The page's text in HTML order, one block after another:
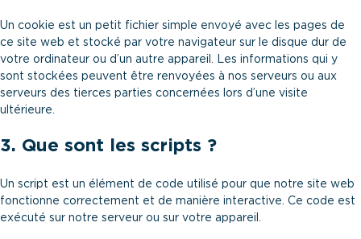
Un cookie est un petit fichier simple envoyé avec les pages de
ce site web et stocké par votre navigateur sur le disque dur de
votre ordinateur ou d’un autre appareil. Les informations qui y
sont stockées peuvent être renvoyées à nos serveurs ou aux
serveurs des tierces parties concernées lors d’une visite
ultérieure.
3. Que sont les scripts ?
Un script est un élément de code utilisé pour que notre site web
fonctionne correctement et de manière interactive. Ce code est
exécuté sur notre serveur ou sur votre appareil.